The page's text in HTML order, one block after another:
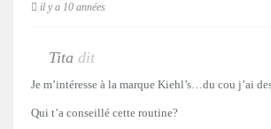
il y a 10 années
Tita dit
Je m’intéresse à la marque Kiehl’s…du cou j’ai
Qui t’a conseillé cette routine?